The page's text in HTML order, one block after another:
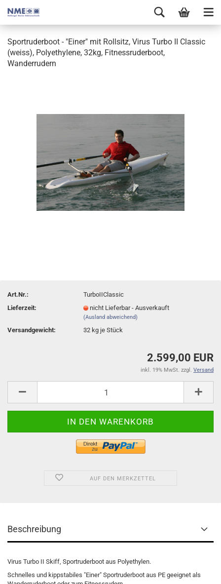
Sportruderboot - "Einer" mit Rollsitz, Virus Turbo II Classic
(weiss), Polyethylene, 32kg, Fitnessruderboot,
Wanderrudern
Art.Nr.:
TurboIIClassic
Lieferzeit:
nicht Lieferbar - Ausverkauft
(Ausland abweichend)
Versandgewicht: 32 kg je Stück
2.599,00 EUR
inkl. 19% MwSt. zzgl. Versand
AUF DEN MERKZETTEL
Beschreibung
Virus Turbo II Skiff, Sportruderboot aus Polyethylen.
Schnelles und kippstabiles "Einer" Sportruderboot aus PE geeignet als